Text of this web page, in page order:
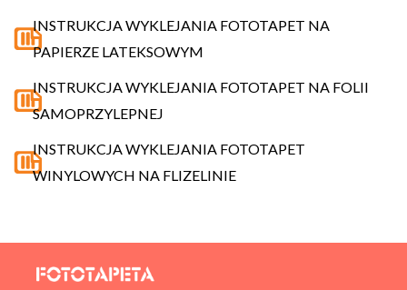
INSTRUKCJA WYKLEJANIA FOTOTAPET NA
PAPIERZE LATEKSOWYM
INSTRUKCJA WYKLEJANIA FOTOTAPET NA FOLII
SAMOPRZYLEPNEJ
INSTRUKCJA WYKLEJANIA FOTOTAPET
WINYLOWYCH NA FLIZELINIE